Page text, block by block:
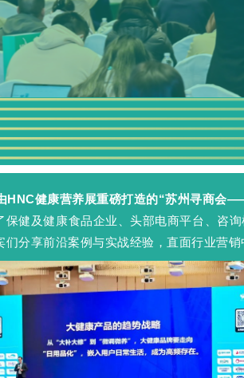
HNC健康营养展重磅打造的“苏州寻商会
保健及健康食品企业、头部电商平台、咨
们分享前沿案例与实战经验，直面行业营